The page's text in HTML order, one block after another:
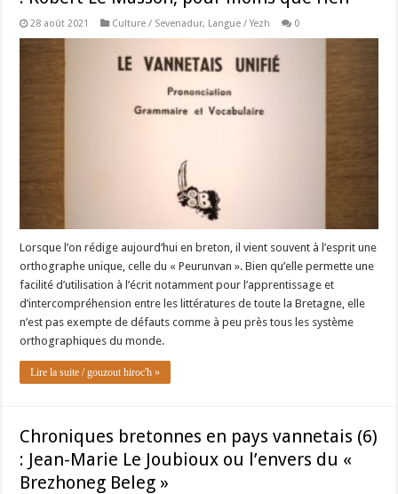
28 août 2021 Culture / Sevenadur, Langue / Yezh 0
Lorsque l’on rédige aujourd’hui en breton, il vient souvent à l’esprit une
orthographe unique, celle du « Peurunvan ». Bien qu’elle permette une
facilité d’utilisation à l’écrit notamment pour l’apprentissage et
d’intercompréhension entre les littératures de toute la Bretagne, elle
n’est pas exempte de défauts comme à peu près tous les système
orthographiques du monde.
Lire la suite / gouzout hiroc'h »
Chroniques bretonnes en pays vannetais (6)
: Jean-Marie Le Joubioux ou l’envers du «
Brezhoneg Beleg »